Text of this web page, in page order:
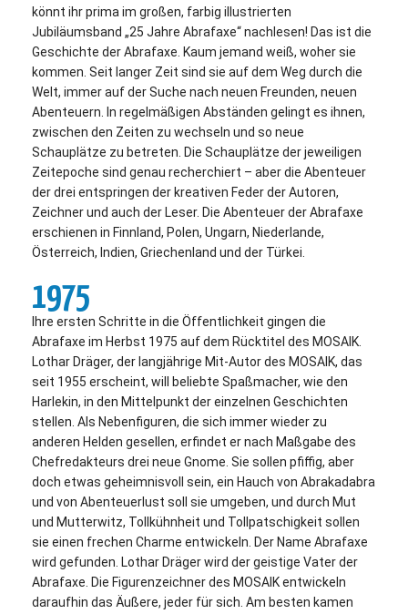
könnt ihr prima im großen, farbig illustrierten
Jubiläumsband „25 Jahre Abrafaxe“ nachlesen! Das ist die
Geschichte der Abrafaxe. Kaum jemand weiß, woher sie
kommen. Seit langer Zeit sind sie auf dem Weg durch die
Welt, immer auf der Suche nach neuen Freunden, neuen
Abenteuern. In regelmäßigen Abständen gelingt es ihnen,
zwischen den Zeiten zu wechseln und so neue
Schauplätze zu betreten. Die Schauplätze der jeweiligen
Zeitepoche sind genau recherchiert – aber die Abenteuer
der drei entspringen der kreativen Feder der Autoren,
Zeichner und auch der Leser. Die Abenteuer der Abrafaxe
erschienen in Finnland, Polen, Ungarn, Niederlande,
Österreich, Indien, Griechenland und der Türkei.
1975
Ihre ersten Schritte in die Öffentlichkeit gingen die
Abrafaxe im Herbst 1975 auf dem Rücktitel des MOSAIK.
Lothar Dräger, der langjährige Mit-Autor des MOSAIK, das
seit 1955 erscheint, will beliebte Spaßmacher, wie den
Harlekin, in den Mittelpunkt der einzelnen Geschichten
stellen. Als Nebenfiguren, die sich immer wieder zu
anderen Helden gesellen, erfindet er nach Maßgabe des
Chefredakteurs drei neue Gnome. Sie sollen pfiffig, aber
doch etwas geheimnisvoll sein, ein Hauch von Abrakadabra
und von Abenteuerlust soll sie umgeben, und durch Mut
und Mutterwitz, Tollkühnheit und Tollpatschigkeit sollen
sie einen frechen Charme entwickeln. Der Name Abrafaxe
wird gefunden. Lothar Dräger wird der geistige Vater der
Abrafaxe. Die Figurenzeichner des MOSAIK entwickeln
daraufhin das Äußere, jeder für sich. Am besten kamen